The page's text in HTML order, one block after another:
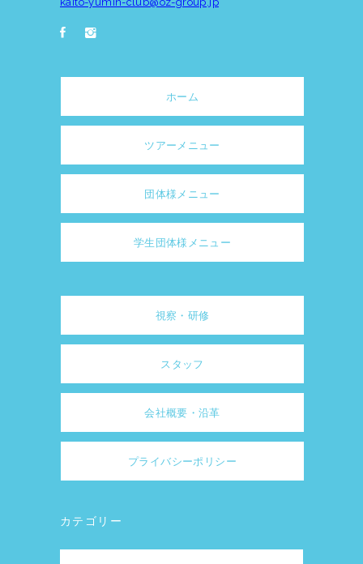
ホーム
ツアーメニュー
団体様メニュー
学生団体様メニュー
視察・研修
スタッフ
会社概要・沿革
プライバシーポリシー
カテゴリー